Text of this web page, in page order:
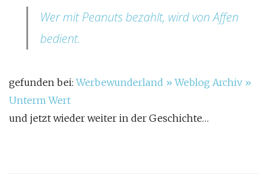
Wer mit Peanuts bezahlt, wird von Affen
bedient.
gefunden bei:Werbewunderland » Weblog Archiv »
Unterm Wert
und jetzt wieder weiter in der Geschichte…